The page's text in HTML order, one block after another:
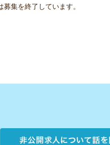
集を終了しています。